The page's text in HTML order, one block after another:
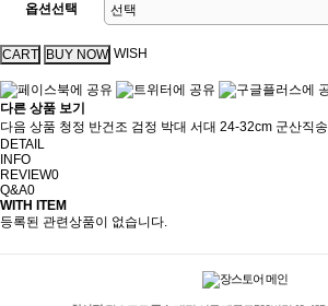
옵션선택
WISH
다른 상품 보기
다음 상품 청정 반건조 검정 박대 서대 24-32cm 군산직송
DETAIL
INFO
REVIEW0
Q&A0
WITH ITEM
등록된 관련상품이 없습니다.